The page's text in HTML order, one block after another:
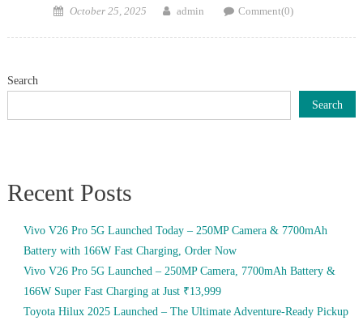
Posted
October 25, 2025 Author
admin Comment(0)
Search
Search
Recent Posts
Vivo V26 Pro 5G Launched Today – 250MP Camera & 7700mAh
Battery with 166W Fast Charging, Order Now
Vivo V26 Pro 5G Launched – 250MP Camera, 7700mAh Battery &
166W Super Fast Charging at Just ₹13,999
Toyota Hilux 2025 Launched – The Ultimate Adventure-Ready Pickup